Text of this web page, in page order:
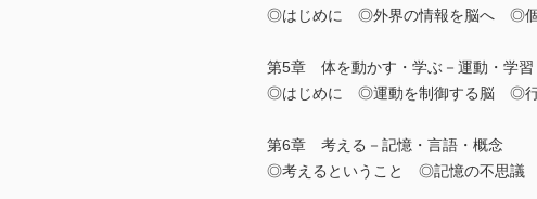
◎はじめに ◎外界の情報を脳へ ◎個
第5章 体を動かす・学ぶ－運動・学習
◎はじめに ◎運動を制御する脳 ◎行
第6章 考える－記憶・言語・概念
◎考えるということ ◎記憶の不思議